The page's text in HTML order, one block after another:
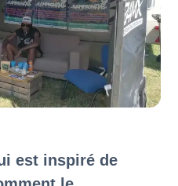
est inspiré de